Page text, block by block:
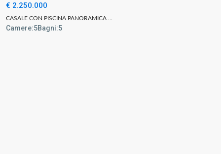
€ 2.250.000
CASALE CON PISCINA PANORAMICA ...
Camere:5Bagni:5